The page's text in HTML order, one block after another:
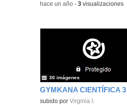
-hace un año -3 visualizaciones
GYMKANA CIENTÍFICA 3
Contenido educativo.
subido porVirginia I.
30 imágenes